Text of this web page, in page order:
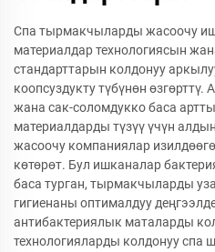
Спа тырмакчыларды жасоочу
материалдар технологиясын
стандарттарын колдонуу
коопсуздукту түбүнөн өзгөрттү.
жана сак-соломдукко баса
материалдарды түзүү үчүн
жасоочу компаниялар
көтөрөт. Бул ишканалар
баса турган, тырмакчыларды
гигиенаны оптималдуу
антибактериялык маталарды
технологияларды колдонуу спа